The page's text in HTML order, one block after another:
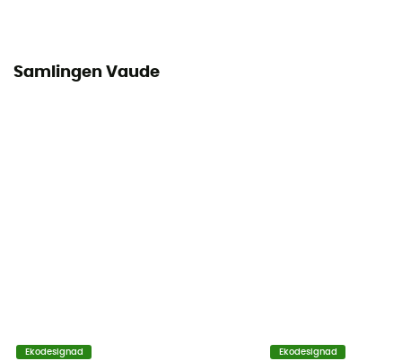
Samlingen Vaude
Ekodesignad Ekodesignad